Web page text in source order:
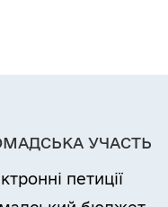
УЧАСТЬ
петиції